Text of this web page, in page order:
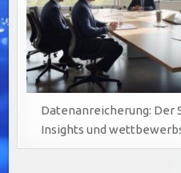
Datenanreicherung: Der
Insights und